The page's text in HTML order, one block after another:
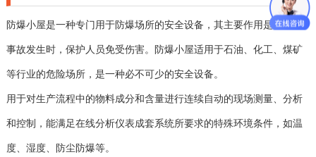
防爆小屋是一种专门用于防爆场所的安全设备，其主要作用是在爆炸
事故发生时，保护人员免受伤害。防爆小屋适用于石油、化工、煤矿
等行业的危险场所，是一种必不可少的安全设备。
用于对生产流程中的物料成分和含量进行连续自动的现场测量、分析
和控制，能满足在线分析仪表成套系统所要求的特殊环境条件，如温
度、湿度、防尘防爆等。